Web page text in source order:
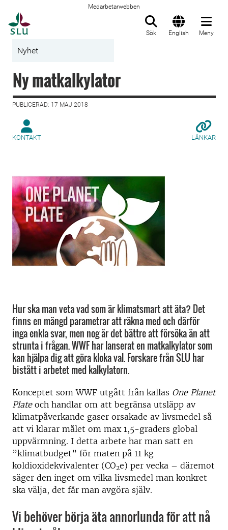
Medarbetarwebben
Sök English Meny
Nyhet
Ny matkalkylator
PUBLICERAD: 17 MAJ 2018
KONTAKT LÄNKAR
Hur ska man veta vad som är klimatsmart att äta? Det
finns en mängd parametrar att räkna med och därför
inga enkla svar, men nog är det bättre att försöka än att
strunta i frågan. WWF har lanserat en matkalkylator som
kan hjälpa dig att göra kloka val. Forskare från SLU har
bistått i arbetet med kalkylatorn.
Konceptet som WWF utgått från kallas One Planet
Plateoch handlar om att begränsa utsläpp av
klimatpåverkande gaser orsakade av livsmedel så
att vi klarar målet om max 1,5-graders global
uppvärmning. I detta arbete har man satt en
”klimatbudget” för maten på 11 kg
koldioxidekvivalenter (CO2e) per vecka – däremot
säger den inget om vilka livsmedel man konkret
ska välja, det får man avgöra själv.
Vi behöver börja äta annorlunda för att nå